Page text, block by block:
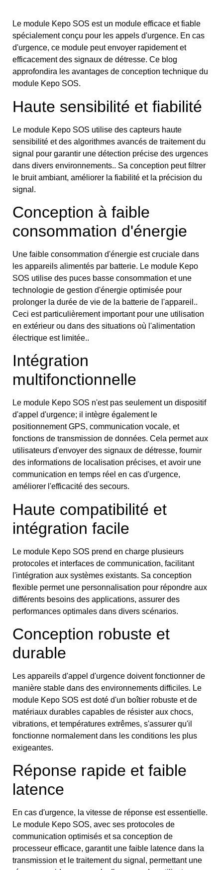
Le module Kepo SOS est un module efficace et fiable
spécialement conçu pour les appels d'urgence. En cas
d'urgence, ce module peut envoyer rapidement et
efficacement des signaux de détresse. Ce blog
approfondira les avantages de conception technique du
module Kepo SOS.
Haute sensibilité et fiabilité
Le module Kepo SOS utilise des capteurs haute
sensibilité et des algorithmes avancés de traitement du
signal pour garantir une détection précise des urgences
dans divers environnements.. Sa conception peut filtrer
le bruit ambiant, améliorer la fiabilité et la précision du
signal.
Conception à faible
consommation d'énergie
Une faible consommation d'énergie est cruciale dans
les appareils alimentés par batterie. Le module Kepo
SOS utilise des puces basse consommation et une
technologie de gestion d'énergie optimisée pour
prolonger la durée de vie de la batterie de l'appareil..
Ceci est particulièrement important pour une utilisation
en extérieur ou dans des situations où l'alimentation
électrique est limitée..
Intégration
multifonctionnelle
Le module Kepo SOS n'est pas seulement un dispositif
d'appel d'urgence; il intègre également le
positionnement GPS, communication vocale, et
fonctions de transmission de données. Cela permet aux
utilisateurs d'envoyer des signaux de détresse, fournir
des informations de localisation précises, et avoir une
communication en temps réel en cas d'urgence,
améliorer l'efficacité des secours.
Haute compatibilité et
intégration facile
Le module Kepo SOS prend en charge plusieurs
protocoles et interfaces de communication, facilitant
l'intégration aux systèmes existants. Sa conception
flexible permet une personnalisation pour répondre aux
différents besoins des applications, assurer des
performances optimales dans divers scénarios.
Conception robuste et
durable
Les appareils d'appel d'urgence doivent fonctionner de
manière stable dans des environnements difficiles. Le
module Kepo SOS est doté d'un boîtier robuste et de
matériaux durables capables de résister aux chocs,
vibrations, et températures extrêmes, s'assurer qu'il
fonctionne normalement dans les conditions les plus
exigeantes.
Réponse rapide et faible
latence
En cas d'urgence, la vitesse de réponse est essentielle.
Le module Kepo SOS, avec ses protocoles de
communication optimisés et sa conception de
processeur efficace, garantit une faible latence dans la
transmission et le traitement du signal, permettant une